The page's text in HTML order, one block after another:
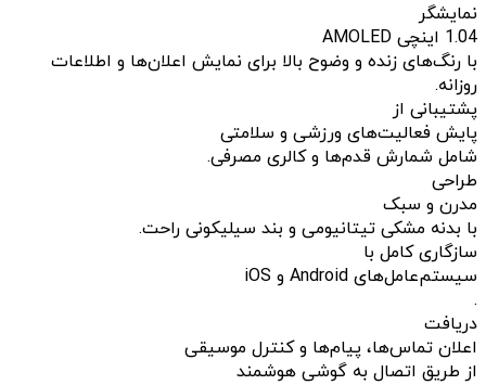
نمایشگر
1.04 اینچی AMOLED
با رنگ‌های زنده و وضوح بالا برای نمایش اعلان‌ها و اطلاعات
روزانه.
پشتیبانی از
پایش فعالیت‌های ورزشی و سلامتی
شامل شمارش قدم‌ها و کالری مصرفی.
طراحی
مدرن و سبک
با بدنه مشکی تیتانیومی و بند سیلیکونی راحت.
سازگاری کامل با
سیستم‌عامل‌های Android و iOS
.
دریافت
اعلان تماس‌ها، پیام‌ها و کنترل موسیقی
از طریق اتصال به گوشی هوشمند